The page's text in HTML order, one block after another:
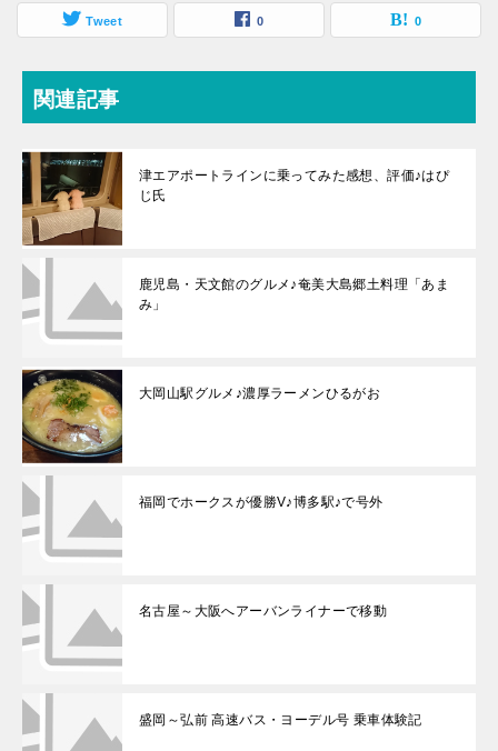
Tweet 0 0
関連記事
津エアポートラインに乗ってみた感想、評価♪はぴ
じ氏
鹿児島・天文館のグルメ♪奄美大島郷土料理「あま
み」
大岡山駅グルメ♪濃厚ラーメンひるがお
福岡でホークスが優勝V♪博多駅♪で号外
名古屋～大阪へアーバンライナーで移動
盛岡～弘前 高速バス・ヨーデル号 乗車体験記